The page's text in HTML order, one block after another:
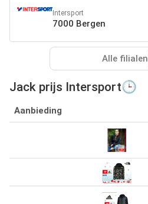
Intersport
7000 Bergen
Alle filialen
Jack prijs Intersport🕒
Aanbieding